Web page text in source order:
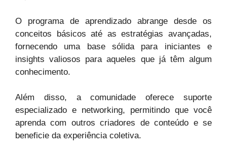
O programa de aprendizado abrange desde os
conceitos básicos até as estratégias avançadas,
fornecendo uma base sólida para iniciantes e
insights valiosos para aqueles que já têm algum
conhecimento.
Além disso, a comunidade oferece suporte
especializado e networking, permitindo que você
aprenda com outros criadores de conteúdo e se
beneficie da experiência coletiva.